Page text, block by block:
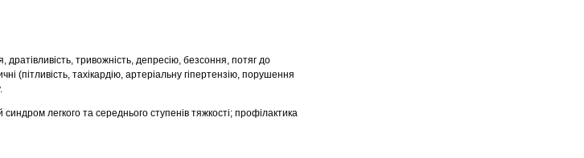
тривожність, депресію, безсоння, потяг до
(пітливість, тахікардію, артеріальну гіпертензію, порушення
легкого та середнього ступенів тяжкості; профілактика